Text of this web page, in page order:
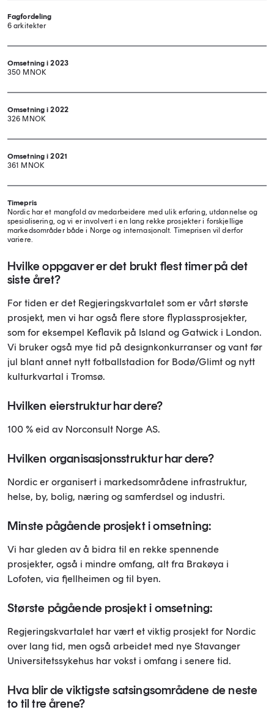
Fagfordeling
6 arkitekter
Omsetning i 2023
350 MNOK
Omsetning i 2022
326 MNOK
Omsetning i 2021
361 MNOK
Timepris
Nordic har et mangfold av medarbeidere med ulik erfaring, utdannelse og
spesialisering, og vi er involvert i en lang rekke prosjekter i forskjellige
markedsområder både i Norge og internasjonalt. Timeprisen vil derfor
variere.
Hvilke oppgaver er det brukt flest timer på det
siste året?
For tiden er det Regjeringskvartalet som er vårt største
prosjekt, men vi har også flere store flyplassprosjekter,
som for eksempel Keflavik på Island og Gatwick i London.
Vi bruker også mye tid på designkonkurranser og vant før
jul blant annet nytt fotballstadion for Bodø/Glimt og nytt
kulturkvartal i Tromsø.
Hvilken eierstruktur har dere?
100 % eid av Norconsult Norge AS.
Hvilken organisasjonsstruktur har dere?
Nordic er organisert i markedsområdene infrastruktur,
helse, by, bolig, næring og samferdsel og industri.
Minste pågående prosjekt i omsetning:
Vi har gleden av å bidra til en rekke spennende
prosjekter, også i mindre omfang, alt fra Brakøya i
Lofoten, via fjellheimen og til byen.
Største pågående prosjekt i omsetning:
Regjeringskvartalet har vært et viktig prosjekt for Nordic
over lang tid, men også arbeidet med nye Stavanger
Universitetssykehus har vokst i omfang i senere tid.
Hva blir de viktigste satsingsområdene de neste
to til tre årene?